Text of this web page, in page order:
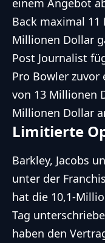
einem Angebot
Back maximal 11
Millionen Dollar
Post Journalist
Pro Bowler
von 13 Millionen
Millionen Dollar
Limitierte
Barkley, Jacobs
unter der
hat die 10,1-
Tag
haben den